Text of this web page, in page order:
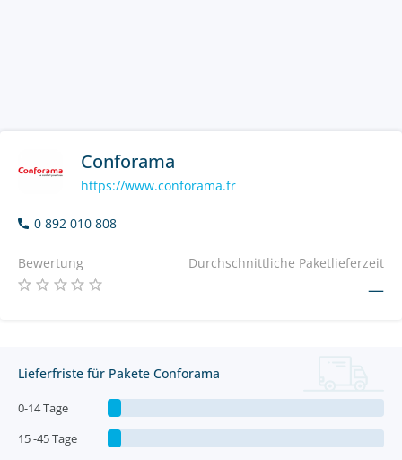
Conforama
https://www.conforama.fr
0 892 010 808
Bewertung Durchschnittliche Paketlieferzeit
—
Lieferfriste für Pakete Conforama
0-14 Tage
15 -45 Tage